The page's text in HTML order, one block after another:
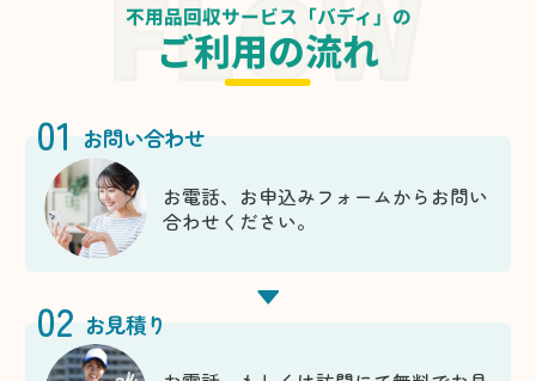
不用品回収サービス「バディ」の
ご利用の流れ
01 お問い合わせ
お電話、お申込みフォームからお問い
合わせください。
02 お見積り